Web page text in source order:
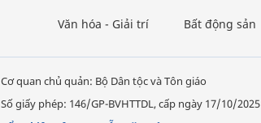
Văn hóa - Giải trí Bất động sản
Cơ quan chủ quản: Bộ Dân tộc và Tôn giáo
Số giấy phép: 146/GP-BVHTTDL, cấp ngày 17/10/2025